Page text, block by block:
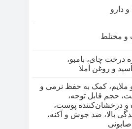
دارو
مختلط
درخت چای، بامبو،
و روغن آملا
کمک به حفظ نرمی و
حجم قابل توجه،
و درخشان‌کننده پوست،
بالا، ضد جوش و آکنه،